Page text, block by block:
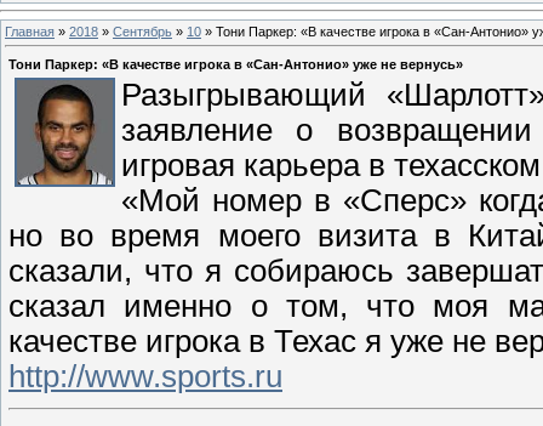
Главная » 2018 » Сентябрь » 10 » Тони Паркер: «В качестве игрока в «Сан-Антонио»
Тони Паркер: «В качестве игрока в «Сан-Антонио» уже не вернусь»
Разыгрывающий
заявление о
игровая карьера в
«Мой номер в «Сперс»
но во время моего визита в
сказали, что я собираюсь
сказал именно о том, что моя
качестве игрока в Техас я уже не
http://www.sports.ru